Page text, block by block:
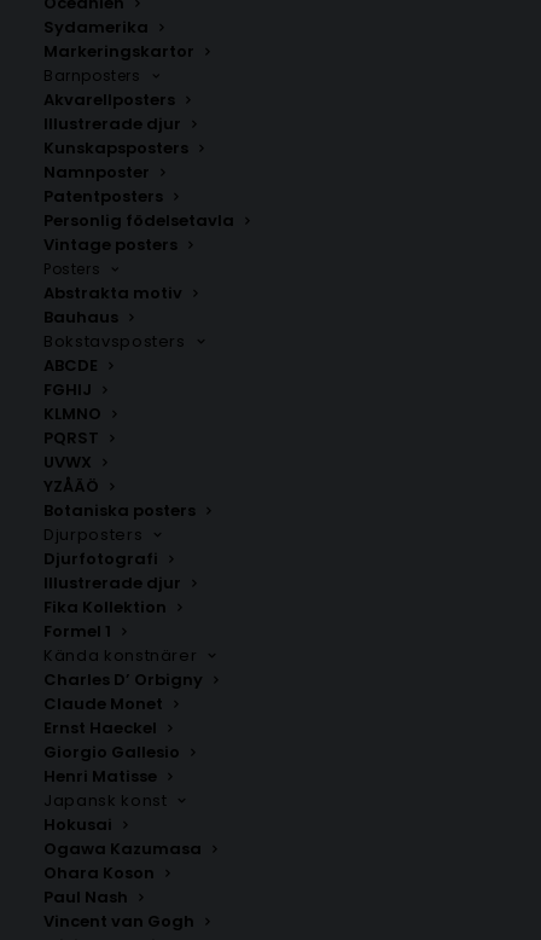
Sydamerika
Markeringskartor
Barnposters
Akvarellposters
Illustrerade djur
Kunskapsposters
Namnposter
Patentposters
Personlig födelsetavla
Vintage posters
Posters
Abstrakta motiv
Bauhaus
Bokstavsposters
ABCDE
FGHIJ
KLMNO
PQRST
UVWX
YZÅÄÖ
Botaniska posters
Djurposters
Djurfotografi
Illustrerade djur
Fika Kollektion
Formel 1
Kända konstnärer
Charles D’ Orbigny
Claude Monet
Ernst Haeckel
Giorgio Gallesio
Henri Matisse
Japansk konst
Hokusai
Ogawa Kazumasa
Ohara Koson
Paul Nash
Vincent van Gogh
Handritad karta över Sörby i
Välj mellan fyra olika storlekar: 50×70 cm, 40×50 cm,
30×40 cm och 21×30 cm.
Gävle kommun,Gävleborgs län
ANDRA KÖPTE ÄVEN
Gunnarsbo
Fr. 200.00